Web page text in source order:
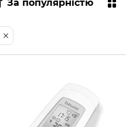
За популярністю